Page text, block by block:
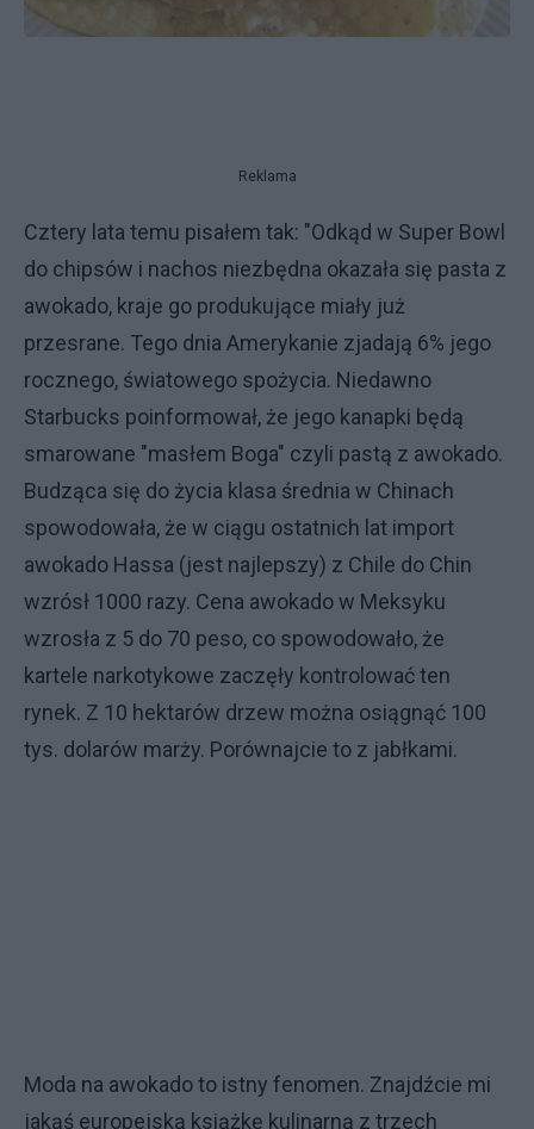
Reklama
Cztery lata temu pisałem tak: "Odkąd w Super Bowl
do chipsów i nachos niezbędna okazała się pasta z
awokado, kraje go produkujące miały już
przesrane. Tego dnia Amerykanie zjadają 6% jego
rocznego, światowego spożycia. Niedawno
Starbucks poinformował, że jego kanapki będą
smarowane "masłem Boga" czyli pastą z awokado.
Budząca się do życia klasa średnia w Chinach
spowodowała, że w ciągu ostatnich lat import
awokado Hassa (jest najlepszy) z Chile do Chin
wzrósł 1000 razy. Cena awokado w Meksyku
wzrosła z 5 do 70 peso, co spowodowało, że
kartele narkotykowe zaczęły kontrolować ten
rynek. Z 10 hektarów drzew można osiągnąć 100
tys. dolarów marży. Porównajcie to z jabłkami.
Moda na awokado to istny fenomen. Znajdźcie mi
jakąś europejską książkę kulinarną z trzech